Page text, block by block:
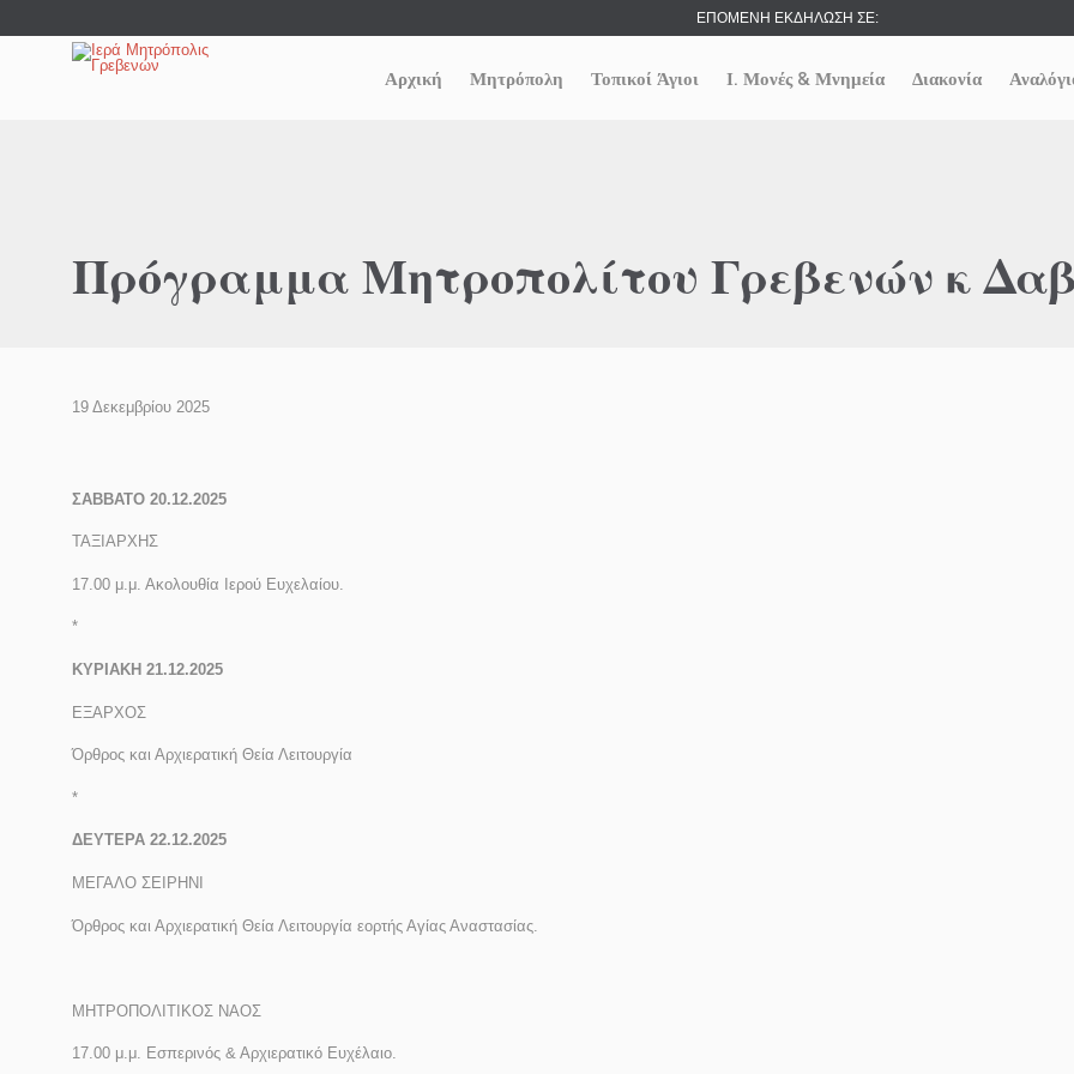
ΕΠΟΜΕΝΗ ΕΚΔΗΛΩΣΗ ΣΕ:
Αρχική Μητρόπολη Τοπικοί Άγιοι Ι. Μονές & Μνημεία Διακονία
Πρόγραμμα Μητροπολίτου Γρεβενών κ
19 Δεκεμβρίου 2025
ΣΑΒΒΑΤΟ 20.12.2025
ΤΑΞΙΑΡΧΗΣ
17.00 μ.μ. Ακολουθία Ιερού Ευχελαίου.
*
ΚΥΡΙΑΚΗ 21.12.2025
ΕΞΑΡΧΟΣ
Όρθρος και Αρχιερατική Θεία Λειτουργία
*
ΔΕΥΤΕΡΑ 22.12.2025
ΜΕΓΑΛΟ ΣΕΙΡΗΝΙ
Όρθρος και Αρχιερατική Θεία Λειτουργία εορτής Αγίας Αναστασίας.
ΜΗΤΡΟΠΟΛΙΤΙΚΟΣ ΝΑΟΣ
17.00 μ.μ. Εσπερινός & Αρχιερατικό Ευχέλαιο.